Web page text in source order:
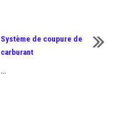
Système de coupure de
carburant
...